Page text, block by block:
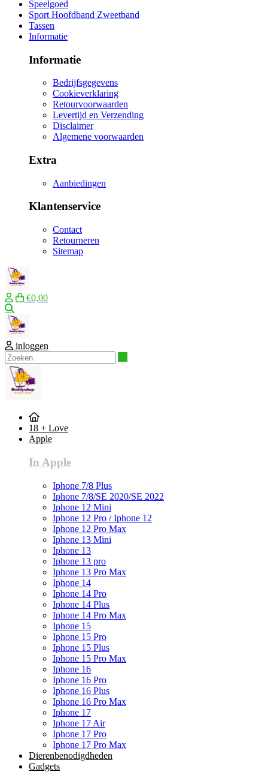
Speelgoed
Sport Hoofdband Zweetband
Tassen
Informatie
Informatie
Bedrijfsgegevens
Cookieverklaring
Retourvoorwaarden
Levertijd en Verzending
Disclaimer
Algemene voorwaarden
Extra
Aanbiedingen
Klantenservice
Contact
Retourneren
Sitemap
€0,00
inloggen
18 + Love
Apple
In Apple
Iphone 7/8 Plus
Iphone 7/8/SE 2020/SE 2022
Iphone 12 Mini
Iphone 12 Pro / Iphone 12
Iphone 12 Pro Max
Iphone 13 Mini
Iphone 13
Iphone 13 pro
Iphone 13 Pro Max
Iphone 14
Iphone 14 Pro
Iphone 14 Plus
Iphone 14 Pro Max
Iphone 15
Iphone 15 Pro
Iphone 15 Plus
Iphone 15 Pro Max
Iphone 16
Iphone 16 Pro
Iphone 16 Plus
Iphone 16 Pro Max
Iphone 17
Iphone 17 Air
Iphone 17 Pro
Iphone 17 Pro Max
Dierenbenodigdheden
Gadgets